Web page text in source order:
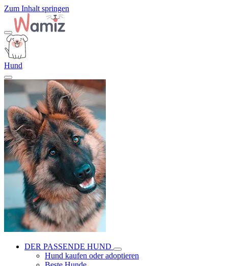
Zum Inhalt springen
Hund
DER PASSENDE HUND
Hund kaufen oder adoptieren